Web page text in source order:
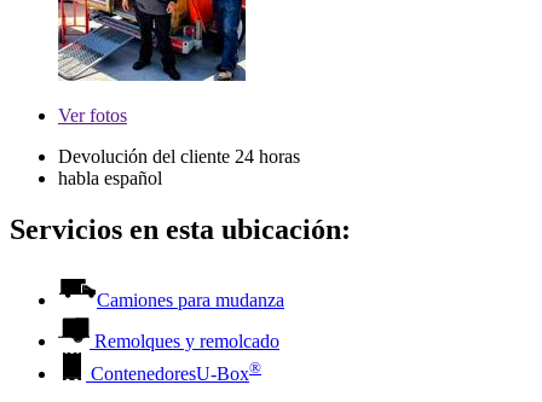
Verfotos
Devolución del cliente 24 horas
habla español
Servicios en esta ubicación:
Camiones para mudanza
Remolques y remolcado
ContenedoresU-Box®